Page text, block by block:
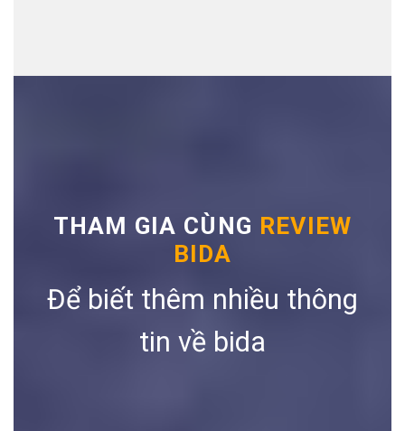
THAM GIA CÙNG REVIEW
BIDA
Để biết thêm nhiều thông
tin về bida